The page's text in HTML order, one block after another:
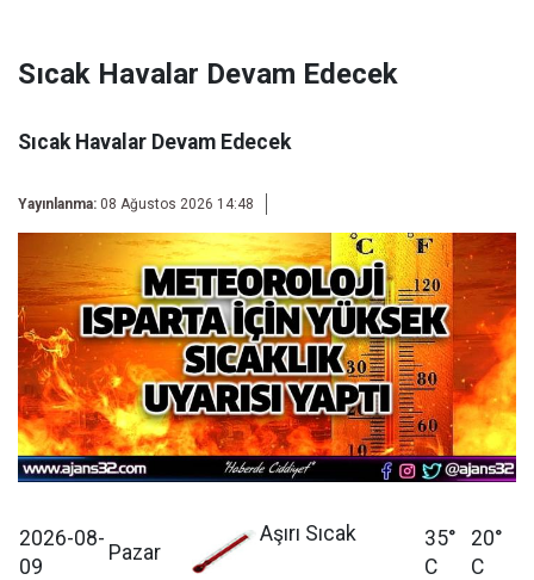
Sıcak Havalar Devam Edecek
Sıcak Havalar Devam Edecek
Yayınlanma: 08 Ağustos 2026 14:48
2026-08-
09
Pazar
Aşırı Sıcak
35°
C
20°
C